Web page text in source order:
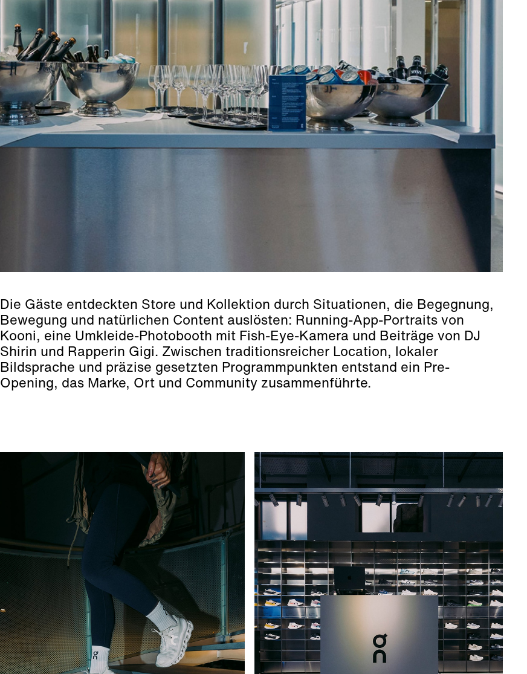
Die Gäste entdeckten Store und Kollektion durch Situationen, die Begegnung,
Bewegung und natürlichen Content auslösten: Running-App-Portraits von
Kooni, eine Umkleide-Photobooth mit Fish-Eye-Kamera und Beiträge von DJ
Shirin und Rapperin Gigi. Zwischen traditionsreicher Location, lokaler
Bildsprache und präzise gesetzten Programmpunkten entstand ein Pre-
Opening, das Marke, Ort und Community zusammenführte.